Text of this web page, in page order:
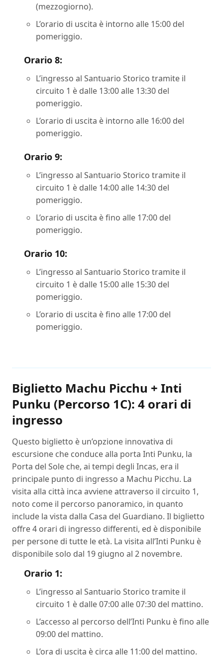
(mezzogiorno).
L’orario di uscita è intorno alle 15:00 del
pomeriggio.
Orario 8:
L’ingresso al Santuario Storico tramite il
circuito 1 è dalle 13:00 alle 13:30 del
pomeriggio.
L’orario di uscita è intorno alle 16:00 del
pomeriggio.
Orario 9:
L’ingresso al Santuario Storico tramite il
circuito 1 è dalle 14:00 alle 14:30 del
pomeriggio.
L’orario di uscita è fino alle 17:00 del
pomeriggio.
Orario 10:
L’ingresso al Santuario Storico tramite il
circuito 1 è dalle 15:00 alle 15:30 del
pomeriggio.
L’orario di uscita è fino alle 17:00 del
pomeriggio.
Biglietto Machu Picchu + Inti
Punku (Percorso 1C): 4 orari di
ingresso
Questo biglietto è un’opzione innovativa di
escursione che conduce alla porta Inti Punku, la
Porta del Sole che, ai tempi degli Incas, era il
principale punto di ingresso a Machu Picchu. La
visita alla città inca avviene attraverso il circuito 1,
noto come il percorso panoramico, in quanto
include la vista dalla Casa del Guardiano. Il biglietto
offre 4 orari di ingresso differenti, ed è disponibile
per persone di tutte le età. La visita all’Inti Punku è
disponibile solo dal 19 giugno al 2 novembre.
Orario 1:
L’ingresso al Santuario Storico tramite il
circuito 1 è dalle 07:00 alle 07:30 del mattino.
L’accesso al percorso dell’Inti Punku è fino alle
09:00 del mattino.
L’ora di uscita è circa alle 11:00 del mattino.